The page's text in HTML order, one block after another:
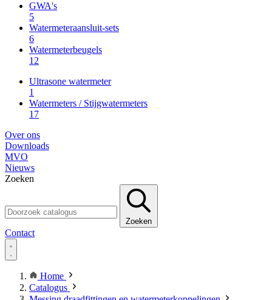
GWA's
5
Watermeteraansluit-sets
6
Watermeterbeugels
12
Ultrasone watermeter
1
Watermeters / Stijgwatermeters
17
Over ons
Downloads
MVO
Nieuws
Zoeken
Zoeken
Contact
Home
Catalogus